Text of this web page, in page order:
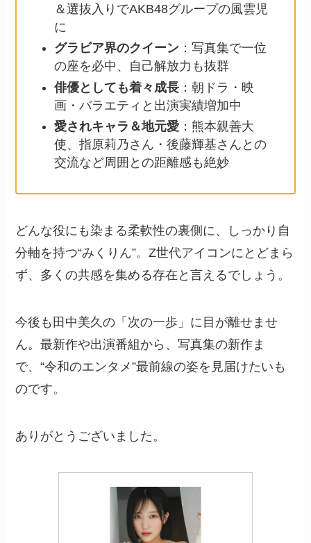
＆選抜入りでAKB48グループの風雲児
に
グラビア界のクイーン ：写真集で一位
の座を必中、自己解放力も抜群
俳優としても着々成長 ：朝ドラ・映
画・バラエティと出演実績増加中
愛されキャラ＆地元愛 ：熊本親善大
使、指原莉乃さん・後藤輝基さんとの
交流など周囲との距離感も絶妙
どんな役にも染まる柔軟性の裏側に、しっかり自
分軸を持つ“みくりん”。Z世代アイコンにとどまら
ず、多くの共感を集める存在と言えるでしょう。
今後も田中美久の「次の一歩」に目が離せませ
ん。最新作や出演番組から、写真集の新作ま
で、“令和のエンタメ”最前線の姿を見届けたいも
のです。
ありがとうございました。